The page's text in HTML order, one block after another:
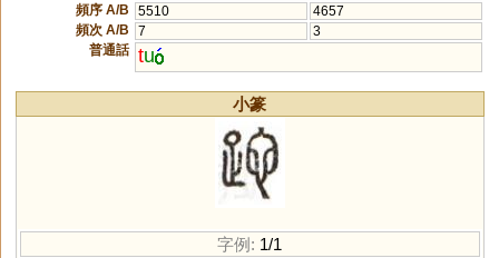
頻序 A/B
5510
4657
頻次 A/B
7
3
普通話 tu
小篆
字例: 1/1